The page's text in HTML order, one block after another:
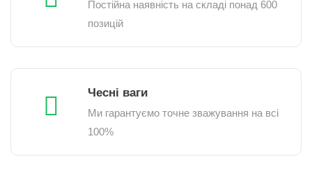
Постійна наявність на складі понад 600
позицій
Чесні ваги
Ми гарантуємо точне зважування на всі
100%